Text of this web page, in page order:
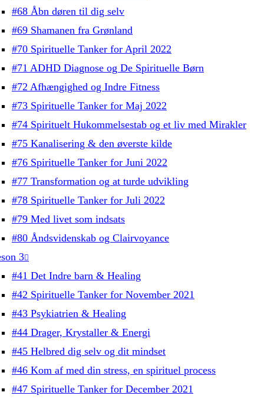
#68 Åbn døren til dig selv
#69 Shamanen fra Grønland
#70 Spirituelle Tanker for April 2022
#71 ADHD Diagnose og De Spirituelle Børn
#72 Afhængighed og Indre Fitness
#73 Spirituelle Tanker for Maj 2022
#74 Spirituelt Hukommelsestab og et liv med Mirakler
#75 Kanalisering & den øverste kilde
#76 Spirituelle Tanker for Juni 2022
#77 Transformation og at turde udvikling
#78 Spirituelle Tanker for Juli 2022
#79 Med livet som indsats
#80 Åndsvidenskab og Clairvoyance
3
#41 Det Indre barn & Healing
#42 Spirituelle Tanker for November 2021
#43 Psykiatrien & Healing
#44 Drager, Krystaller & Energi
#45 Helbred dig selv og dit mindset
#46 Kom af med din stress, en spirituel process
#47 Spirituelle Tanker for December 2021